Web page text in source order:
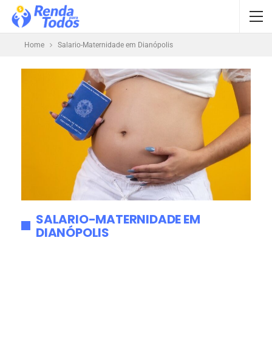
Home Salario-Maternidade em Dianópolis
SALARIO-MATERNIDADE EM
DIANÓPOLIS